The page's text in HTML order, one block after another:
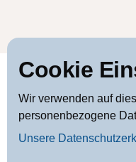
Cookie
Wir verwenden auf
personenbezogene
Unsere